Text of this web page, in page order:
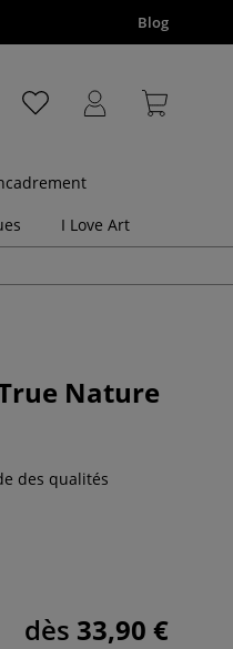
Blog
I Love Art
Nature
des qualités
dès 33,90 €